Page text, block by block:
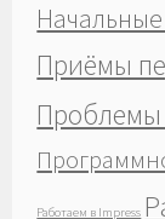
Приёмы
Работаем в Impress